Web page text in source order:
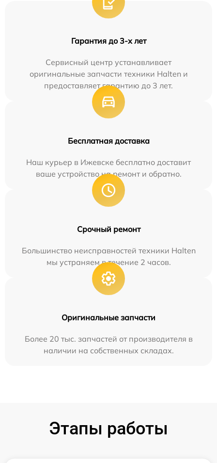
Гарантия до 3-х лет
Сервисный центр устанавливает
оригинальные запчасти техники Halten и
предоставляет гарантию до 3 лет.
Бесплатная доставка
Наш курьер в Ижевске бесплатно доставит
ваше устройство на ремонт и обратно.
Срочный ремонт
Большинство неисправностей техники Halten
мы устраняем в течение 2 часов.
Оригинальные запчасти
Более 20 тыс. запчастей от производителя в
наличии на собственных складах.
Этапы работы